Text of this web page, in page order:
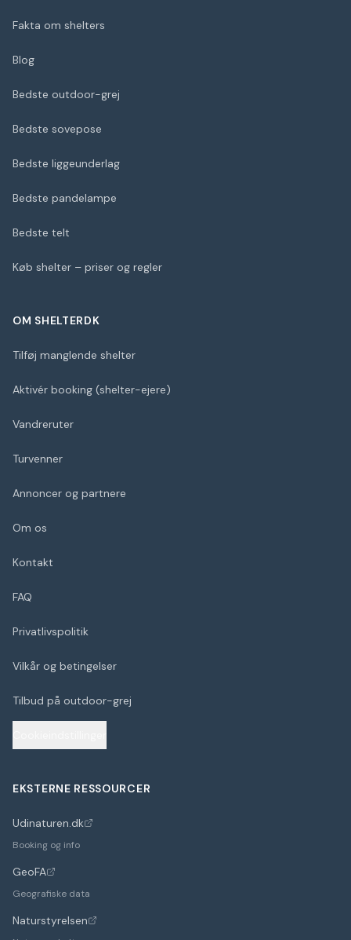
Fakta om shelters
Blog
Bedste outdoor-grej
Bedste sovepose
Bedste liggeunderlag
Bedste pandelampe
Bedste telt
Køb shelter – priser og regler
OM SHELTERDK
Tilføj manglende shelter
Aktivér booking (shelter-ejere)
Vandreruter
Turvenner
Annoncer og partnere
Om os
Kontakt
FAQ
Privatlivspolitik
Vilkår og betingelser
Tilbud på outdoor-grej
EKSTERNE RESSOURCER
Udinaturen.dk
(åbner i nyt faneblad)
Booking og info
GeoFA
(åbner i nyt faneblad)
Geografiske data
Naturstyrelsen
(åbner i nyt faneblad)